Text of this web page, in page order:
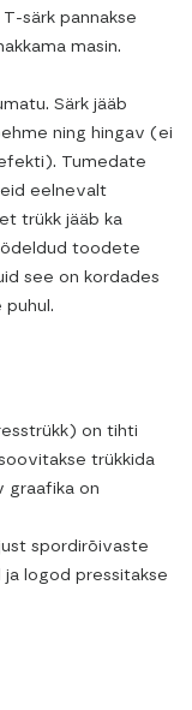
särk pannakse
masin.
Särk jääb
ning hingav (ei
Tumedate
eelnevalt
trükk jääb ka
toodete
see on kordades
on tihti
trükkida
graafika on
spordirõivaste
logod pressitakse